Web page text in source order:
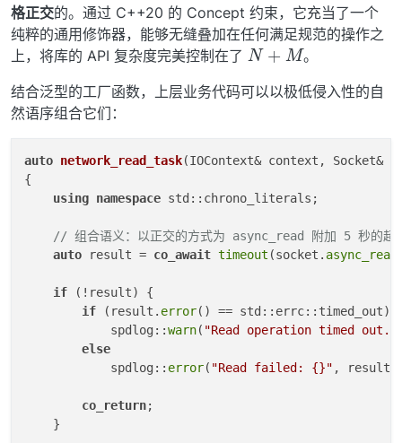
{
set_result(result, flags);
auto handle = std::exchange(handle_,
            handle.
{
    }
    InnerOperation inner_operation_;
struct
__kernel_timespec timeout_{};
    std::coroutine_handle<> handle_{
is_timed_out_{
int
格正交的。通过 C++20 的 Concept 约束，它充当了一个
纯粹的通用修饰器，能够无缝叠加在任何满足规范的操作之
上，将库的 API 复杂度完美控制在了 N+M
。
结合泛型的工厂函数，上层业务代码可以以极低侵入性的自
然语序组合它们：
auto network_read_task(IOContext& context, Socket&
{
using namespace std::chrono_literals;
// 组合语义：以正交的方式为 async_read 附加 5 秒的超
auto result = co_await timeout (socket. async_read
if (!result) {
if (result. error() == std::errc::timed_out)
            spdlog::
warn( "Read operation timed out."
else
            spdlog::
error( "Read failed: {}" , result.
co_return;
    }